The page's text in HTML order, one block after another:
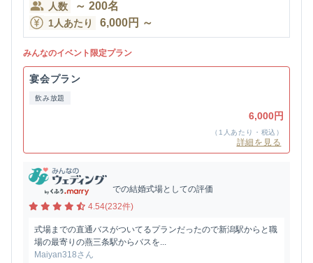
人数 ～ 200名
1人あたり 6,000円 ～
みんなのイベント限定プラン
宴会プラン
飲み放題
6,000円
（1人あたり・税込）
詳細を見る
での結婚式場としての評価
4.54(232件)
式場までの直通バスがついてるプランだったので新潟駅からと職
場の最寄りの燕三条駅からバスを...
Maiyan318さん